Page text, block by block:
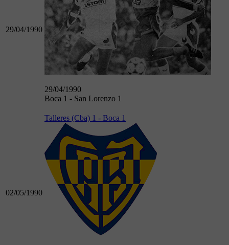
29/04/1990
29/04/1990
Boca 1 - San Lorenzo 1
02/05/1990
Talleres (Cba) 1 - Boca 1